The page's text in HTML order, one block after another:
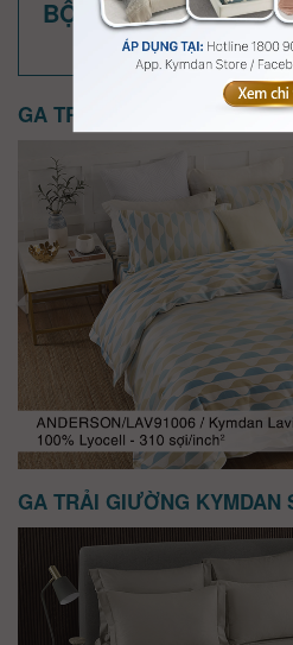
BỘ GA TRẢI
GA TRẢI GIƯỜNG KYMDAN
GA TRẢI GIƯỜNG KYMDAN